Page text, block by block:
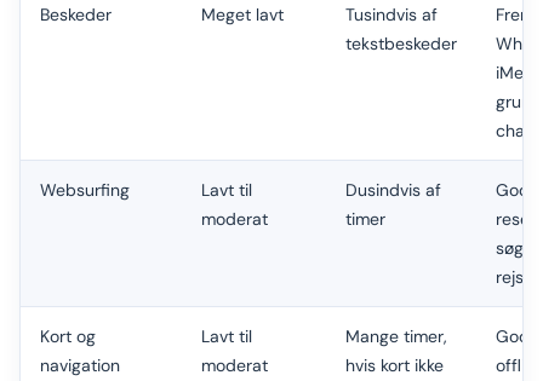
Beskeder Meget lavt
Tusindvis af
tekstbeskeder
chats
Websurfing
Lavt til
moderat
Dusindvis af
timer
Godt
Kort og
navigation
Lavt til
moderat
Mange timer,
hvis kort ikke
Godt